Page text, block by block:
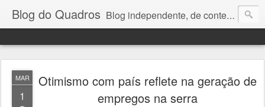
Blog do Quadros Blog independente, de conteúdo noticioso, com foco em economia, negócios, política e atualidades. e-mail do editor: chquadros2@gmail.com
MAR
1
Otimismo com país reflete na geração de
empregos na serra